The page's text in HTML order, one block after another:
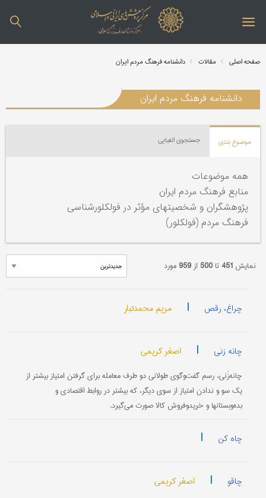
صفحه اصلی مقالات دانشنامه فرهنگ مردم ایران
دانشنامه فرهنگ مردم ایران
موضوع بندی جستجوی الفبایی
همه موضوعات
منابع فرهنگ مردم ایران
پژوهشگران و شخصیتهای مؤثر در فولکلورشناسی
فرهنگ مردم (فولکلور)
نمایش 451تا500 از959مورد
چراغ، رقص | مریم محمدتبار
چانه زنی | اصغر کریمی
چانه‌زَنی، رسم گفت‌و‌گوی طولانی دو طرف معامله برای گرفتن امتیاز بیشتر از
یک سو و ندادن امتیاز از سوی دیگر، که بیشتر در روابط اقتصادی و
بده‌وبستانها و خریدوفروش کالا صورت می‌گیرد.
چاه کن |
چاقو | اصغر کریمی